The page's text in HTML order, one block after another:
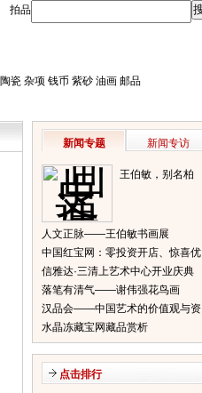
拍品
陶瓷 杂项 钱币 紫砂 油画 邮品
新闻专题 新闻专访
王伯敏，别名柏
人文正脉——王伯敏书画展
中国红宝网：零投资开店、惊喜优
惠等你来
信雅达·三清上艺术中心开业庆典
落笔有清气——谢伟强花鸟画
汉品会——中国艺术的价值观与资
本推力
水晶冻藏宝网藏品赏析
点击排行